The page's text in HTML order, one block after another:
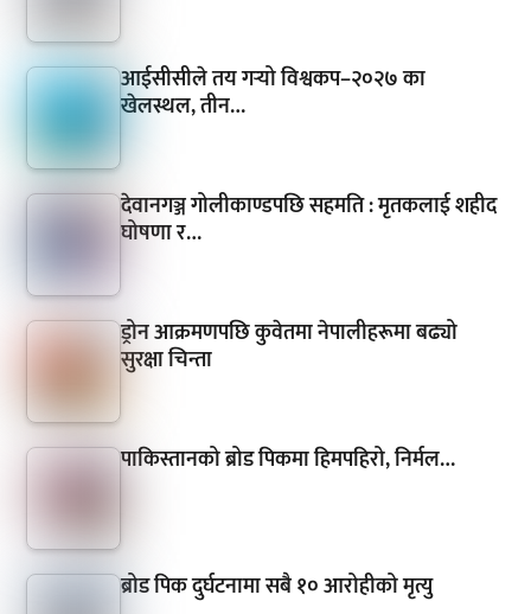
आईसीसीले तय गर्‍यो विश्वकप–२०२७ का
खेलस्थल, तीन…
देवानगञ्ज गोलीकाण्डपछि सहमति : मृतकलाई शहीद
घोषणा र…
ड्रोन आक्रमणपछि कुवेतमा नेपालीहरूमा बढ्यो
सुरक्षा चिन्ता
पाकिस्तानको ब्रोड पिकमा हिमपहिरो, निर्मल…
ब्रोड पिक दुर्घटनामा सबै १० आरोहीको मृत्यु